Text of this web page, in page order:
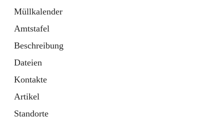
Müllkalender
Amtstafel
Beschreibung
Dateien
Kontakte
Artikel
Standorte